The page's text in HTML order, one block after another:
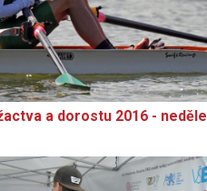
a dorostu 2016 - neděle